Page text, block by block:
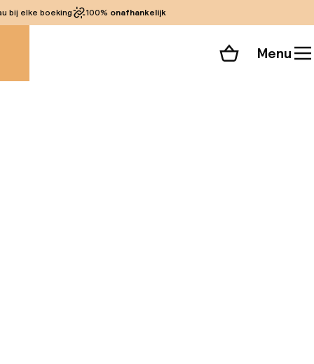
bij elke boeking 100% onafhankelijk
Winkelmand
Menu
kan een toeslag